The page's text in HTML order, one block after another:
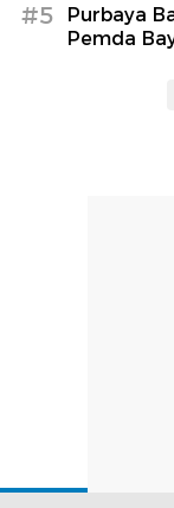
#5
Purbaya
Pemda